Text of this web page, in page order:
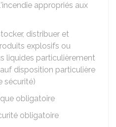
appropriés aux
distribuer et
explosifs ou
liquides particulièrement
disposition particulière
sécurité)
obligatoire
obligatoire